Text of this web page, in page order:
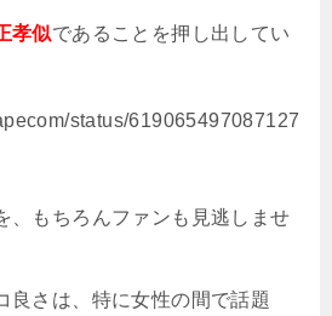
孝似であることを押し出してい
status/619065497087127
、もちろんファンも見逃しませ
良さは、特に女性の間で話題